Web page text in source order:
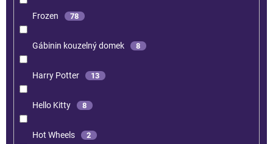
Frozen 78
Gábinin kouzelný domek 8
Harry Potter 13
Hello Kitty 8
Hot Wheels 2